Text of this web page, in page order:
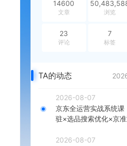
14600
文章 浏览
23
评论
7
标签
TA的动态
2026-08-07
京东全运营实战系统课
驻×选品搜索优化×京
2026-08-07